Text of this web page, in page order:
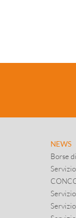
NEWS
Borse
Servizio